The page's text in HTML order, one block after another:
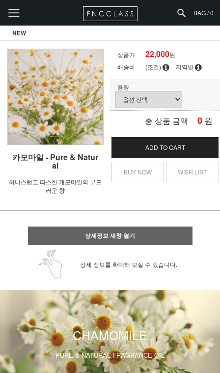
BAG /0
NEW
카모마일 - Pure & Natur
al
허니스럽고 따스한 캐모마일의 부드
러운 향
상품가 22,000원
배송비
(조건) 지역별
용량
총 상품 금액 0 원
ADD TO CART
BUY NOW WISH LIST
상세정보 새창 열기
상세 정보를 확대해 보실 수 있습니다.
CHAMOMILE
PURE & NATURAL FRAGRANCE OIL